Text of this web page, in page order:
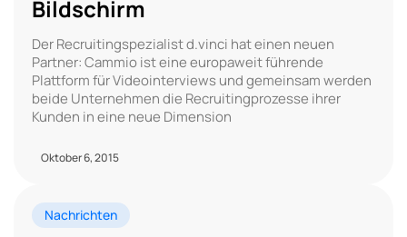
Bildschirm
Der Recruitingspezialist d.vinci hat einen neuen
Partner: Cammio ist eine europaweit führende
Plattform für Videointerviews und gemeinsam werden
beide Unternehmen die Recruitingprozesse ihrer
Kunden in eine neue Dimension
Oktober 6, 2015
Nachrichten